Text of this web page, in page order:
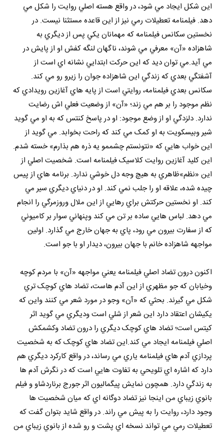
اين شکل ايجاد مي شود، در واقع هسته اصلي روايت را شکل مي
دهد. فيلمنامه تعطيلات رمي نيز از اين قاعده مستثنا نيست. در
نخستين سکانس فيلمنامه که مهمانان يکي پس از ديگري به
شاهزاده «آن» معرفي مي شوند، ناگهان لنگه کفش او از پايش در
مي آيد.مي توان ديد که اين حرکت ابتدايي نشانه اي است از
آشفتگي بعدي که زندگي اين شاهزاده جوان را زيرو رو مي کند.
سکانس بعدي فيلمنامه، روايتي است از پايه هاي آغازين رويدادي که
نظم موجود را بر هم مي زند؛ «آن» از وضعيت فعلي اش رضايت
ندارد. دلزدگي او از وضع موجود: او در پاسخ کنتس که به او مي گويد
شير وبيسکويت به او کمک مي کند که راحت بخوابد. مي گويد از
اين خواب هايي که «نتونستم چشممو يه ذره هم بذارم» خسته شدم.
اين کليد آغازين روايت کلاسيک فيلمنامه است. شخصيت اصلي از
اين «نظم»ظاهري به هيچ وجه دل خوشي ندارد. برنامه هاي از پيس
چيده شده، علاقه او را جلب نمي کند. او در دنياي ديگري سير مي
کند. او نخستين حرکتش براي رهايي از اين ملال وروزمرگي را انجام
مي دهد. لباس هايي ساده بر تن مي کند وپنهاني سوار بر کاميوني
که از سفارت بيرون مي رود، پاي به جهان خارج مي گذارد. اولين
مواجهه شاهزاده خانم با جهان بيرون، ديدار او با جو است.
اکنون درون تضاد اصلي فيلمنامه يعني مواجهه «آن» با مردم کوچه
وخيابان که جو مظهري از اين آدم هاست، تضاد هاي کوچک تري
شکل مي گيرند. بحثي که «آن» وجو در مورد شعر مي کنند واين که
يکيشان اعتقاد دارد اين شعر از شلي است وديگري مي گويد اثر
کيتس است؛ تضاد هاي کوچک ديگري را درون تضاد وکشمکش
اصلي فيلمنامه ايجاد مي کند.اين تضاد هاي کوچک که به شخصيت
پردازي آدم هاي فيلمنامه ياري مي رساند، در واقع کارکرد ديگري هم
دارد که اشاره اي تلويحي به تفاوت هايي است که در نگرش آدم ها
به زندگي دارد. همچون نمايش پيگماليون اثر جورج برناردشاو و فيلم
بانوي زيباي من اينجا نيز تضاد دوگانه اي که ميان شخصيت ها
وجود دارد، روايت را به پيش مي راند. در واقع شايد بتوان گفت که
تعطيلات رمي مي تواند نسخه اي پشت و رو شده از بانوي زيباي من